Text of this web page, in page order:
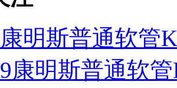
明斯普通软管
康明斯普通软